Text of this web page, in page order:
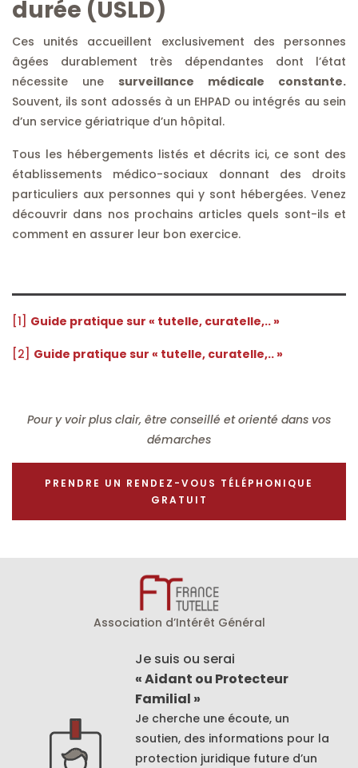
durée (USLD)
Ces unités accueillent exclusivement des personnes
âgées durablement très dépendantes dont l’état
nécessite une surveillance médicale constante.
Souvent, ils sont adossés à un EHPAD ou intégrés au sein
d’un service gériatrique d’un hôpital.
Tous les hébergements listés et décrits ici, ce sont des
établissements médico-sociaux donnant des droits
particuliers aux personnes qui y sont hébergées. Venez
découvrir dans nos prochains articles quels sont-ils et
comment en assurer leur bon exercice.
[1] Guide pratique sur « tutelle, curatelle,.. »
[2] Guide pratique sur « tutelle, curatelle,.. »
Pour y voir plus clair, être conseillé et orienté dans vos
démarches
PRENDRE UN RENDEZ-VOUS TÉLÉPHONIQUE
GRATUIT
Association d’Intérêt Général
Je suis ou serai
« Aidant ou Protecteur
Familial »
Je cherche une écoute, un
soutien, des informations pour la
protection juridique future d’un